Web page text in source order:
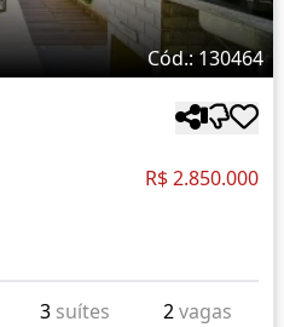
Cód.: 130464
R$ 2.850.000
3 suítes 2vagas